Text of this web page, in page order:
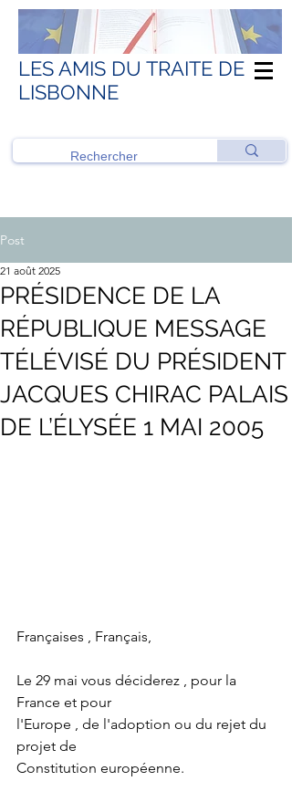
LES AMIS DU TRAITE DE
LISBONNE
Post
PRÉSIDENCE DE LA
RÉPUBLIQUE MESSAGE
TÉLÉVISÉ DU PRÉSIDENT
JACQUES CHIRAC PALAIS
DE L’ÉLYSÉE 1 MAI 2005
21 août 2025
Françaises , Français,
Le 29 mai vous déciderez , pour la
France et pour
l'Europe , de l'adoption ou du rejet du
projet de
Constitution européenne.